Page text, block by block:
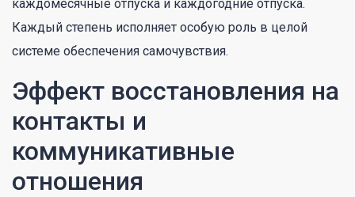
каждомесячные отпуска и каждогодние отпуска.
Каждый степень исполняет особую роль в целой
системе обеспечения самочувствия.
Эффект восстановления на
контакты и
коммуникативные
отношения